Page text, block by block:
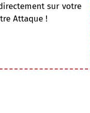
sur votre
Attaque !